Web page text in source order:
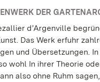
DER
d’Argenville
Das Werk erfuhr
und Übersetzungen.
wohl In ihrer Theorie
also ohne Ruhm